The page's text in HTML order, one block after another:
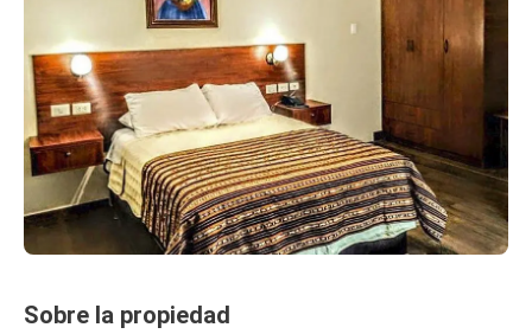
Sobre la propiedad